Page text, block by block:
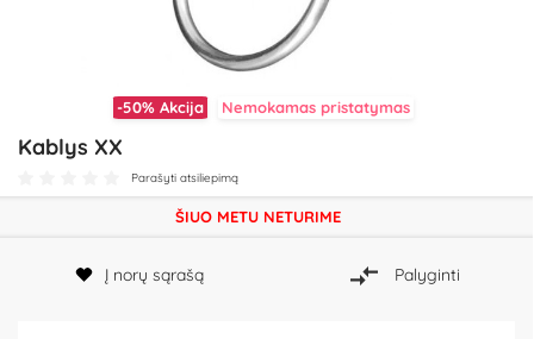
-50% Akcija Nemokamas pristatymas
Kablys XX
Parašyti atsiliepimą
ŠIUO METU NETURIME
Į norų sąrašą Palyginti